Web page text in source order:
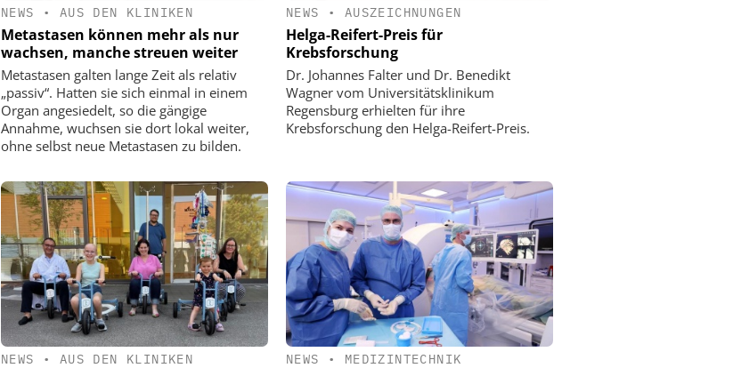
NEWS • AUS DEN KLINIKEN
Metastasen können mehr als nur
wachsen, manche streuen weiter
Metastasen galten lange Zeit als relativ
„passiv“. Hatten sie sich einmal in einem
Organ angesiedelt, so die gängige
Annahme, wuchsen sie dort lokal weiter,
ohne selbst neue Metastasen zu bilden.
NEWS • AUSZEICHNUNGEN
Helga-Reifert-Preis für
Krebsforschung
Dr. Johannes Falter und Dr. Benedikt
Wagner vom Universitätsklinikum
Regensburg erhielten für ihre
Krebsforschung den Helga-Reifert-Preis.
NEWS • AUS DEN KLINIKEN NEWS • MEDIZINTECHNIK